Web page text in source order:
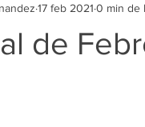
LA GRILLA SAN
de
17 feb 2021 0 min de